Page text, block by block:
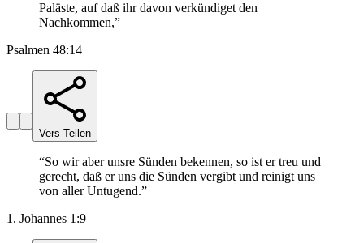
Paläste, auf daß ihr davon verkündiget den
Nachkommen,”
Psalmen 48:14
Vers Teilen
“So wir aber unsre Sünden bekennen, so ist er treu und
gerecht, daß er uns die Sünden vergibt und reinigt uns
von aller Untugend.”
1. Johannes 1:9